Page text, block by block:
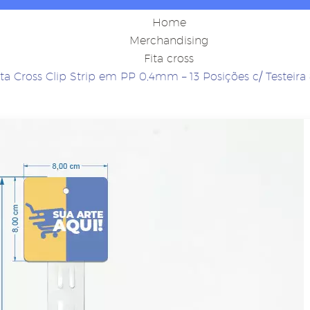
Home
Merchandising
Fita cross
Cross Clip Strip em PP 0,4mm – 13 Posições c/